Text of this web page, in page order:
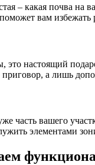
– какая почва на
вам избежать
это настоящий
а лишь
часть вашего
элементами